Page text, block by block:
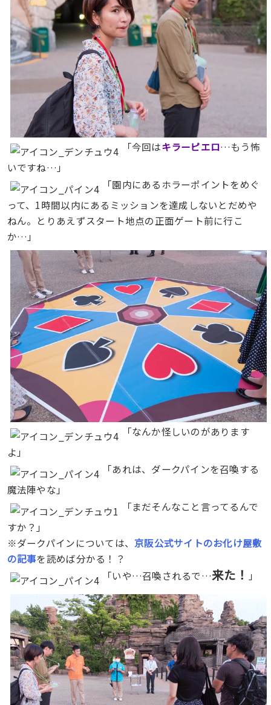
「今回はキラーピエロ…もう怖
いですね…」
「園内にあるホラーポイントをめぐ
って、1時間以内にあるミッションを達成しないとだめや
ねん。とりあえずスタート地点の正面ゲート前に行こ
か…」
「なんか怪しいのがあります
よ」
「あれは、ダークパインを召喚する
魔法陣やな」
「まだそんなこと言ってるんで
すか？」
※ダークパインについては、京阪公式サイトのお化け屋敷
の記事を読めば分かる！？
「いや…召喚されるで…来た！ 」